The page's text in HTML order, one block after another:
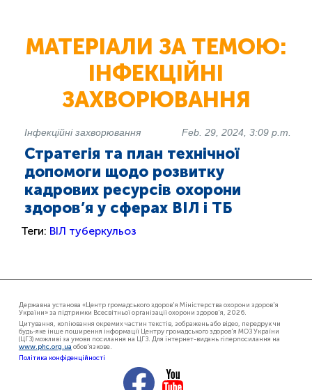
МАТЕРІАЛИ ЗА ТЕМОЮ:
ІНФЕКЦІЙНІ
ЗАХВОРЮВАННЯ
Інфекційні захворювання Feb. 29, 2024, 3:09 p.m.
Стратегія та план технічної
допомоги щодо розвитку
кадрових ресурсів охорони
здоров’я у сферах ВІЛ і ТБ
Теги: ВІЛ туберкульоз
Державна установа «Центр громадського здоров'я Міністерства охорони здоров'я
України» за підтримки Всесвітньої організації охорони здоров'я, 2026.
Цитування, копіювання окремих частин текстів, зображень або відео, передрук чи
будь-яке інше поширення інформації Центру громадського здоров'я МОЗ України
(ЦГЗ) можливі за умови посилання на ЦГЗ. Для інтернет-видань гіперпосилання на
www.phc.org.ua обов'язкове.
Політика конфіденційності